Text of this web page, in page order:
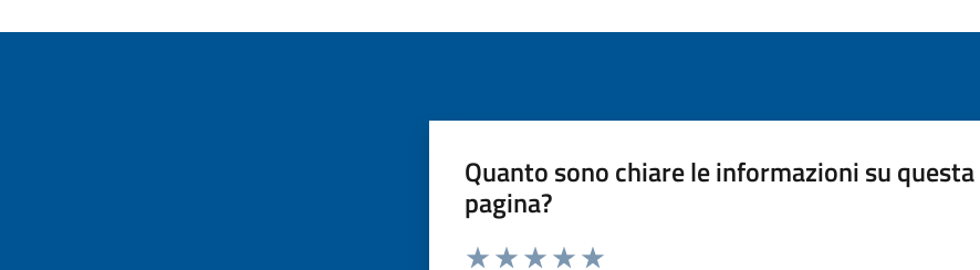
Quanto sono chiare le informazioni su questa
pagina?
Valuta da 1 a 5 stelle la pagina